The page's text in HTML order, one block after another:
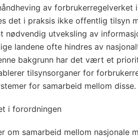
av forbrukerregelverket
det i praksis ikke offentlig tilsyn
nødvendig utveksling av
landene ofte hindres av
bakgrunn har det vært et
tilsynsorganer for
for samarbeid mellom disse.
i forordningen
om samarbeid mellom nasjonale